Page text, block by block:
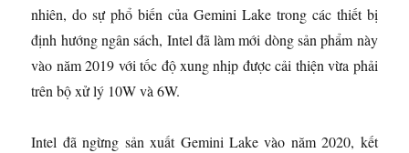
nhiên, do sự phổ biến của Gemini Lake trong các thiết bị
định hướng ngân sách, Intel đã làm mới dòng sản phẩm này
vào năm 2019 với tốc độ xung nhịp được cải thiện vừa phải
trên bộ xử lý 10W và 6W.
Intel đã ngừng sản xuất Gemini Lake vào năm 2020, kết